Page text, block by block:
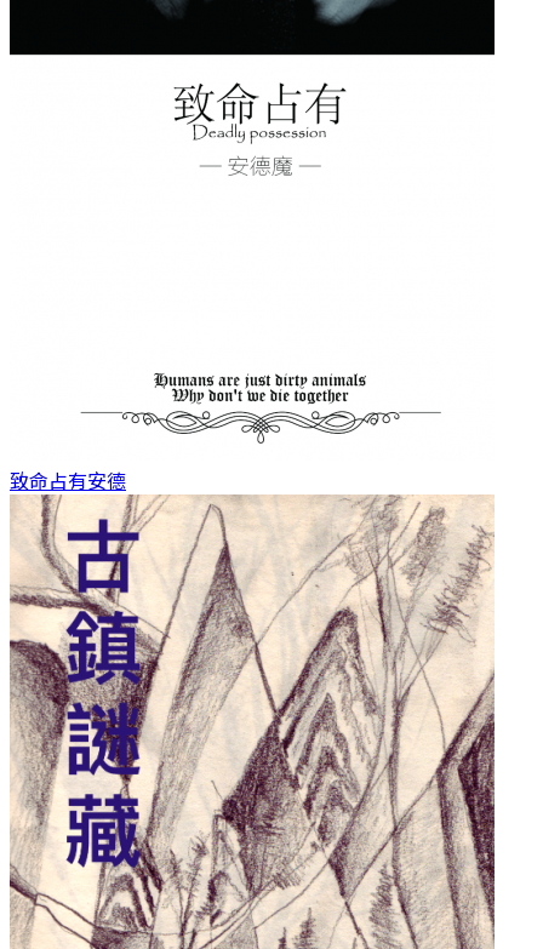
致命占有安德